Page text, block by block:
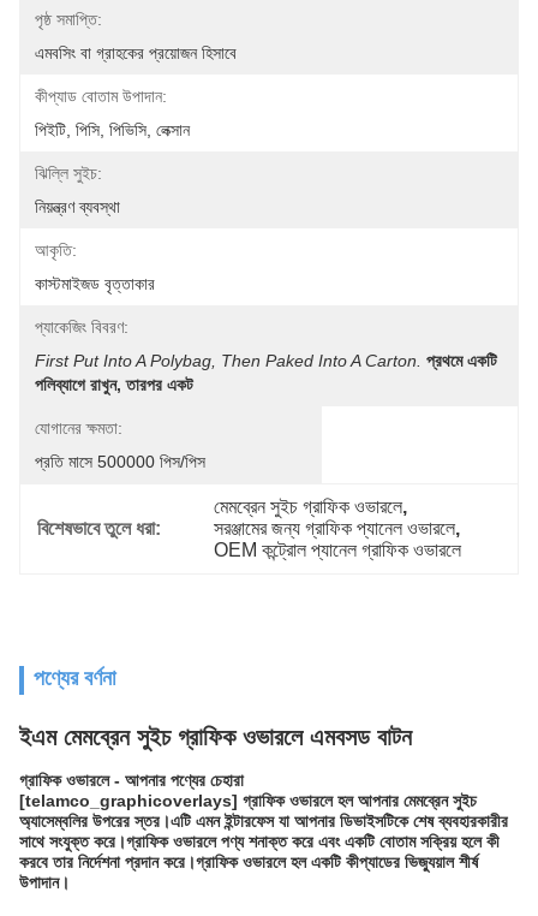
পৃষ্ঠ সমাপ্তি:
এমবসিং বা গ্রাহকের প্রয়োজন হিসাবে
কীপ্যাড বোতাম উপাদান:
পিইটি, পিসি, পিভিসি, লেক্সান
ঝিল্লি সুইচ:
নিয়ন্ত্রণ ব্যবস্থা
আকৃতি:
কাস্টমাইজড বৃত্তাকার
প্যাকেজিং বিবরণ:
First Put Into A Polybag, Then Paked Into A Carton. প্রথমে একটি
পলিব্যাগে রাখুন, তারপর একট
যোগানের ক্ষমতা:
প্রতি মাসে 500000 পিস/পিস
বিশেষভাবে তুলে ধরা:
মেমব্রেন সুইচ গ্রাফিক ওভারলে,
সরঞ্জামের জন্য গ্রাফিক প্যানেল ওভারলে,
OEM কন্ট্রোল প্যানেল গ্রাফিক ওভারলে
পণ্যের বর্ণনা
ইএম মেমব্রেন সুইচ গ্রাফিক ওভারলে এমবসড বাটন
গ্রাফিক ওভারলে - আপনার পণ্যের চেহারা
[telamco_graphicoverlays] গ্রাফিক ওভারলে হল আপনার মেমব্রেন সুইচ
অ্যাসেম্বলির উপরের স্তর।এটি এমন ইন্টারফেস যা আপনার ডিভাইসটিকে শেষ ব্যবহারকারীর
সাথে সংযুক্ত করে।গ্রাফিক ওভারলে পণ্য শনাক্ত করে এবং একটি বোতাম সক্রিয় হলে কী
করবে তার নির্দেশনা প্রদান করে।গ্রাফিক ওভারলে হল একটি কীপ্যাডের ভিজ্যুয়াল শীর্ষ
উপাদান।